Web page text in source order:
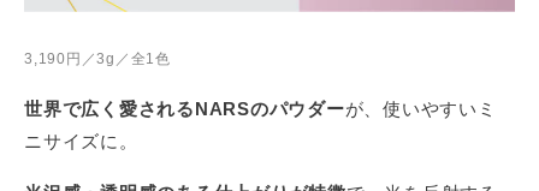
3,190円／3g／全1色
世界で広く愛されるNARSのパウダーが、使いやすいミ
ニサイズに。